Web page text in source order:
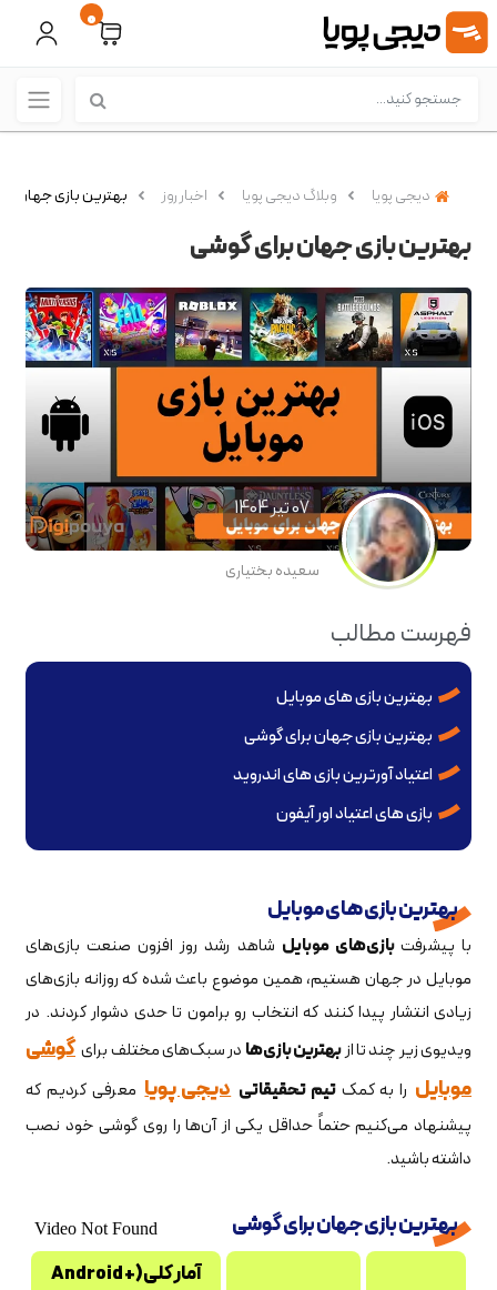
0
دیجی پویا وبلاگ دیجی پویا اخبار روز بهترین بازی جهان
بهترین بازی جهان برای گوشی
07 تير 1404
سعیده بختیاری
فهرست مطالب
بهترین بازی های موبایل
بهترین بازی جهان برای گوشی
اعتیاد آورترین بازی های اندروید
بازی های اعتیاد اور آیفون
بهترین بازی های موبایل
با پیشرفت بازی‌های موبایل شاهد رشد روز افزون صنعت بازی‌های
موبایل در جهان هستیم، همین موضوع باعث شده که روزانه بازی‌های
زیادی انتشار پیدا کنند که انتخاب رو برامون تا حدی دشوار کردند. در
ویديوی زیر چند تا ازبهترین بازی‌ها در سبک‌های مختلف برای گوشی‌
موبایل را به کمکتیم تحقیقاتی دیجی پویا معرفی کردیم که
پیشنهاد می‌کنیم حتماً حداقل یکی از آن‌ها را روی گوشی خود نصب
داشته باشید.
بهترین بازی جهان برای گوشی
آمار کلی (Android +